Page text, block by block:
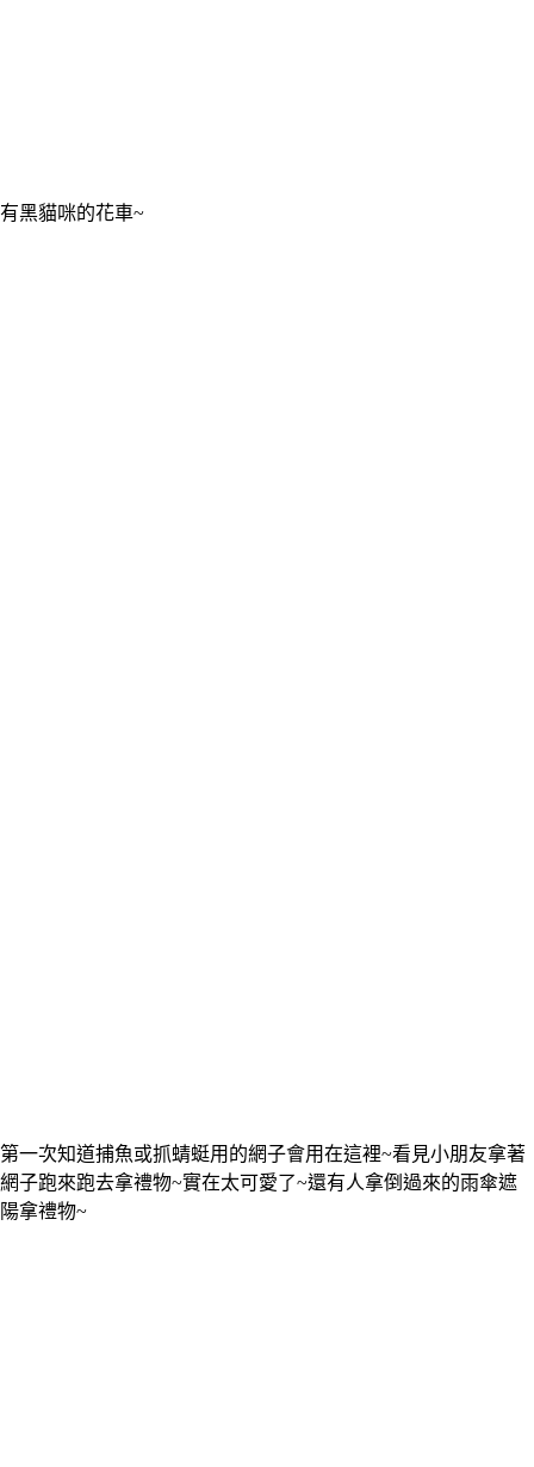
有黑貓咪的花車~
第一次知道捕魚或抓蜻蜓用的網子會用在這裡~看見小朋友拿著
網子跑來跑去拿禮物~實在太可愛了~還有人拿倒過來的雨傘遮
陽拿禮物~